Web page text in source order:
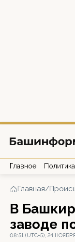
Главное Политика
Главная/
В
заводе
08:51 (UTC+5), 24